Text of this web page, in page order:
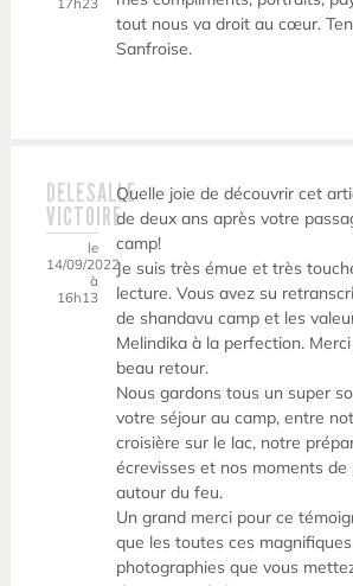
tout nous va droit au cœur.
Sanfroise.
DELESALLE
VICTOIRE
le
14/09/2022
à
16h13
Quelle joie de découvrir cet
de deux ans après votre
camp!
Je suis très émue et très
lecture. Vous avez su
de shandavu camp et les
Melindika à la perfection.
beau retour.
Nous gardons tous un super
votre séjour au camp, entre
croisière sur le lac, notre
écrevisses et nos moments
autour du feu.
Un grand merci pour ce
que les toutes ces magnifiques
photographies que vous